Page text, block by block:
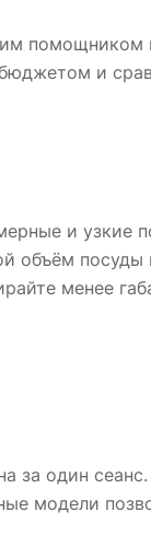
помощником
и
и узкие
объём посуды
менее
за один
модели